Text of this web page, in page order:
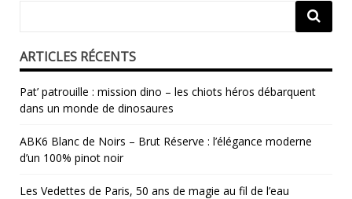
ARTICLES RÉCENTS
Pat’ patrouille : mission dino – les chiots héros débarquent
dans un monde de dinosaures
ABK6 Blanc de Noirs – Brut Réserve : l’élégance moderne
d’un 100% pinot noir
Les Vedettes de Paris, 50 ans de magie au fil de l’eau